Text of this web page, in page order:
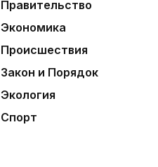
Правительство
Экономика
Происшествия
Закон и Порядок
Экология
Спорт